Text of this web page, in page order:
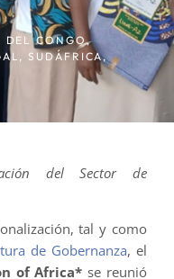
DEL CONGO,
,SUDÁFRICA,
del Sector de
tal y como
de Gobernanza, el
of Africa* se reunió